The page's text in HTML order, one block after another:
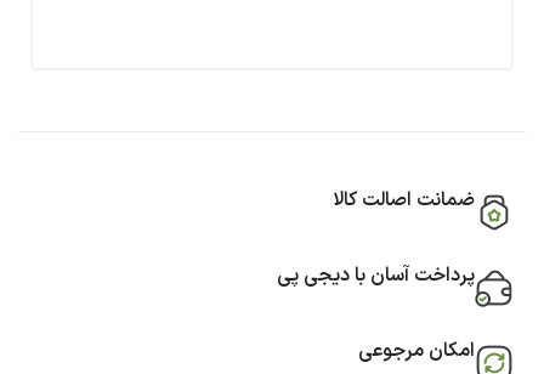
ضمانت اصالت کالا
پرداخت آسان با دیجی پی
امکان مرجوعی